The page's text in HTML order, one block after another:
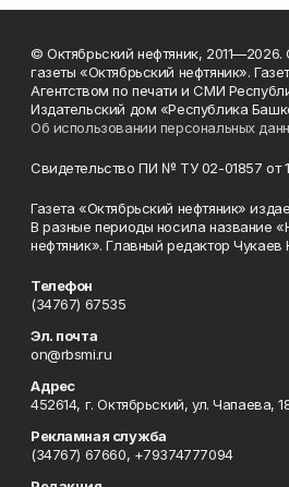
© Октябрьский нефтяник,
газеты «Октябрьский нефтяник».
Агентством по печати и СМИ
Издательский дом «Республика
Об использовании персональных
Свидетельство ПИ № ТУ 02-01857 от
Газета «Октябрьский нефтяник»
В разные периоды носила название
нефтяник». Главный редактор
Телефон
(34767) 67535
Эл. почта
on@rbsmi.ru
Адрес
452614, г. Октябрьский, ул. Чапаева,
Рекламная служба
(34767) 67660, +79374777094